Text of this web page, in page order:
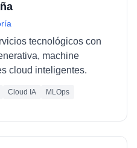
tecnológicos con
machine
cloud inteligentes.
Cloud IA MLOps